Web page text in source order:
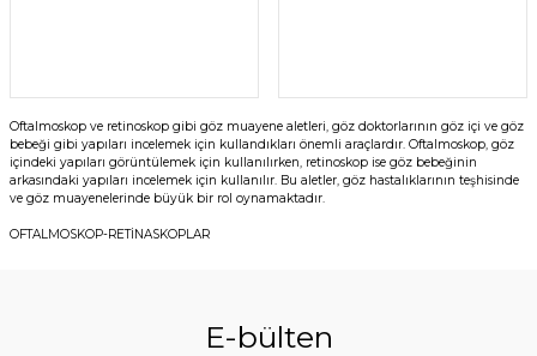
Oftalmoskop ve retinoskop gibi göz muayene aletleri, göz doktorlarının göz içi ve göz
bebeği gibi yapıları incelemek için kullandıkları önemli araçlardır. Oftalmoskop, göz
içindeki yapıları görüntülemek için kullanılırken, retinoskop ise göz bebeğinin
arkasındaki yapıları incelemek için kullanılır. Bu aletler, göz hastalıklarının teşhisinde
ve göz muayenelerinde büyük bir rol oynamaktadır.
OFTALMOSKOP-RETİNASKOPLAR
E-bülten